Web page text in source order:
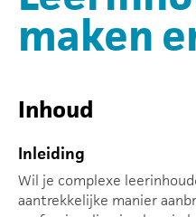
maken
Inhoud
Inleiding
Wil je complexe
aantrekkelijke manier